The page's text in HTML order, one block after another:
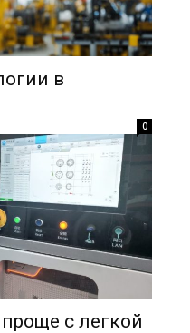
в
0
с легкой